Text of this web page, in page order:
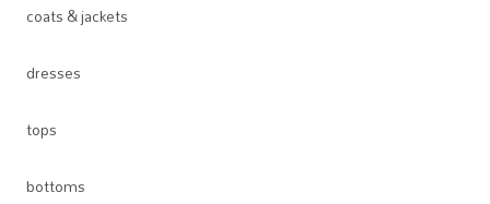
coats & jackets
dresses
tops
bottoms